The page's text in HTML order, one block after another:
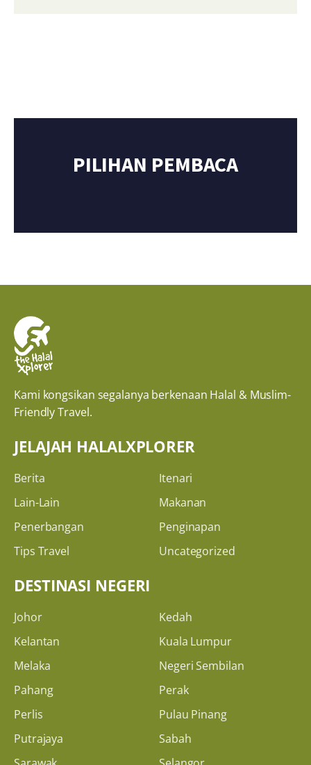
PILIHAN PEMBACA
Kami kongsikan segalanya berkenaan Halal & Muslim-
Friendly Travel.
JELAJAH HALALXPLORER
Berita
Itenari
Lain-Lain
Makanan
Penerbangan
Penginapan
Tips Travel
Uncategorized
DESTINASI NEGERI
Johor
Kedah
Kelantan
Kuala Lumpur
Melaka
Negeri Sembilan
Pahang
Perak
Perlis
Pulau Pinang
Putrajaya
Sabah